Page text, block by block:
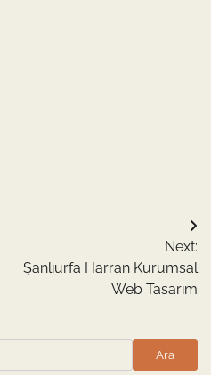
Next:
Şanlıurfa Harran Kurumsal
Web Tasarım
Ara